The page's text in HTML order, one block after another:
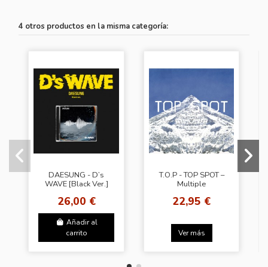
4 otros productos en la misma categoría:
DAESUNG - D’s
WAVE [Black Ver.]
26,00 €
Añadir al
carrito
T.O.P - TOP SPOT –
Multiple
(ANOTHER
Ver.]
22,95 €
Ver más